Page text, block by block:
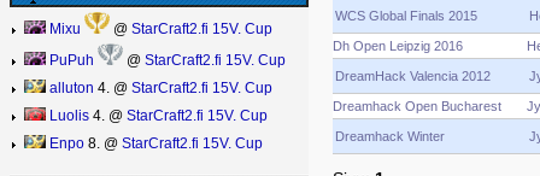
Mixu @ StarCraft2.fi 15V. Cup
PuPuh @ StarCraft2.fi 15V. Cup
alluton 4. @ StarCraft2.fi 15V. Cup
Luolis 4. @ StarCraft2.fi 15V. Cup
Enpo 8. @ StarCraft2.fi 15V. Cup
WCS Global Finals 2015
Dh Open Leipzig 2016
DreamHack Valencia 2012
Dreamhack Open Bucharest
Dreamhack Winter